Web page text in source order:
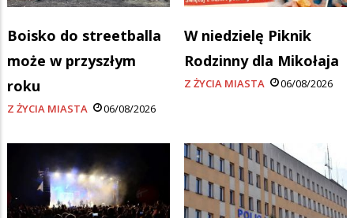
Boisko do streetballa
może w przyszłym
roku
Z ŻYCIA MIASTA 06/08/2026
W niedzielę Piknik
Rodzinny dla Mikołaja
Z ŻYCIA MIASTA 06/08/2026